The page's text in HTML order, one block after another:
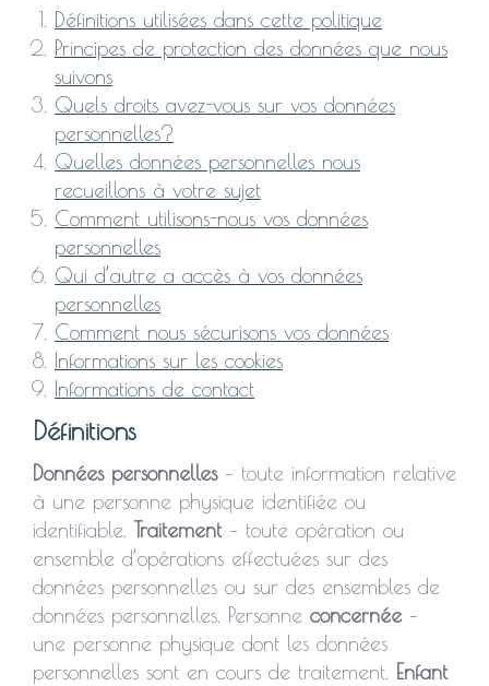
Définitions utilisées dans cette politique
Principes de protection des données que nous
suivons
Quels droits avez-vous sur vos données
personnelles?
Quelles données personnelles nous
recueillons à votre sujet
Comment utilisons-nous vos données
personnelles
Qui d’autre a accès à vos données
personnelles
Comment nous sécurisons vos données
Informations sur les cookies
Informations de contact
Définitions
Données personnelles– toute information relative
à une personne physique identifiée ou
identifiable. Traitement– toute opération ou
ensemble d’opérations effectuées sur des
données personnelles ou sur des ensembles de
données personnelles. Personne concernée –
une personne physique dont les données
personnelles sont en cours de traitement. Enfant